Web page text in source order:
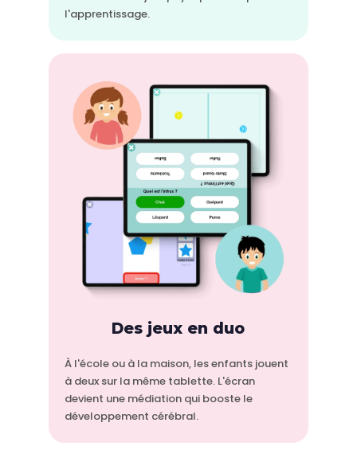
l'apprentissage.
Des jeux en duo
À l'école ou à la maison, les enfants jouent
à deux sur la même tablette. L'écran
devient une médiation qui booste le
développement cérébral.